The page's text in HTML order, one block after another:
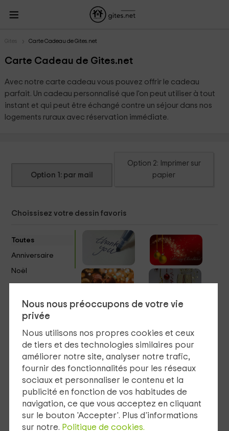
Nous nous préoccupons de votre vie
privée
Nous utilisons nos propres cookies et ceux
de tiers et des technologies similaires pour
améliorer notre site, analyser notre trafic,
fournir des fonctionnalités pour les réseaux
sociaux et personnaliser le contenu et la
publicité en fonction de vos habitudes de
navigation, ce que vous acceptez en cliquant
sur le bouton 'Accepter'. Plus d'informations
sur notre. Politique de cookies.
Gites Carte Cadeau de Gites.net
Carte Cadeau de Gites.net
Avec notre carte cadeau vous pouvez offrir le cadeau
parfait. Un cadeau personnalisé que l'on peut utiliser à tout
instant et qui peut être échangé contre un séjour dans nos
logements ruraux avec réservation immédiate.
Option 1: par mail
Option 2: Imprimer sur
papier
Choissisez votre dessin favoris
Toutes
Anniversaire
Noël
Fête des mères
Fête des pères
Mariages
Sélectionnez le montant
50€ 100€ 150€ 200€ 250€ 300€